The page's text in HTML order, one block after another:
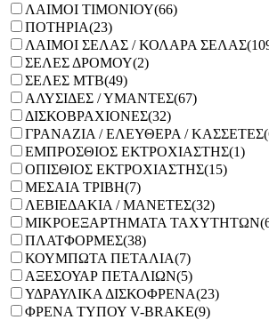
ΛΑΙΜΟΙ ΤΙΜΟΝΙΟΥ(66)
ΠΟΤΗΡΙΑ(23)
ΛΑΙΜΟΙ ΣΕΛΑΣ / ΚΟΛΑΡΑ ΣΕΛΑΣ
ΣΕΛΕΣ ΔΡΟΜΟΥ(2)
ΣΕΛΕΣ ΜΤΒ(49)
ΑΛΥΣΙΔΕΣ / ΥΜΑΝΤΕΣ(67)
ΔΙΣΚΟΒΡΑΧΙΟΝΕΣ(32)
ΓΡΑΝΑΖΙΑ / ΕΛΕΥΘΕΡΑ / ΚΑΣΣΕΤΕΣ
ΕΜΠΡΟΣΘΙΟΣ ΕΚΤΡΟΧΙΑΣΤΗΣ(1)
ΟΠΙΣΘΙΟΣ ΕΚΤΡΟΧΙΑΣΤΗΣ(15)
ΜΕΣΑΙΑ ΤΡΙΒΗ(7)
ΛΕΒΙΕΔΑΚΙΑ / ΜΑΝΕΤΕΣ(32)
ΜΙΚΡΟΕΞΑΡΤΗΜΑΤΑ ΤΑΧΥΤΗΤΩΝ
ΠΛΑΤΦΟΡΜΕΣ(38)
ΚΟΥΜΠΩΤΑ ΠΕΤΑΛΙΑ(7)
ΑΞΕΣΟΥΑΡ ΠΕΤΑΛΙΩΝ(5)
ΥΔΡΑΥΛΙΚΑ ΔΙΣΚΟΦΡΕΝΑ(23)
ΦΡΕΝΑ ΤΥΠΟΥ V-BRAKE(9)